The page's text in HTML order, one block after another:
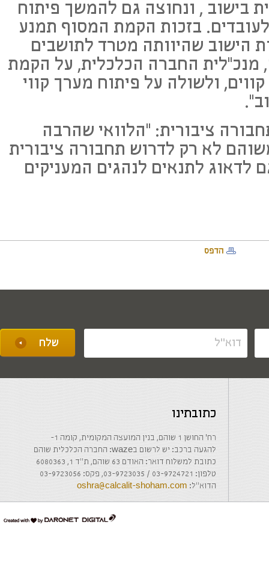
בישוב , ונחוצה גם להמשך פיתוח
בזכות הקמת המסוף תמנע
הישוב שהיוותה מטרד לתושבים
מנכ"לית החברה הכלכלית, על הקמת
ולשולה על פיתוח מערך קווי
ציבורית: "הלוואי שהרבה
לא רק לדרוש תחבורה ציבורית
לדאוג לתנאים לנהגים המעניקים
הדפס
כתובתינו
רח' החושן 1 שוהם, בנין המועצה המקומית, קומה 1-
להגעה ברכב: יש לרשום בwaze: החברה הכלכלית שוהם
כתובת למשלוח דואר: האודם 63 שוהם, ת"ד 1, 6080363
טלפון: 03-9724721 / 03-9723035, פקס: 03-9723056
הדוא"ל: oshra@calcalit-shoham.com
דיגיטל